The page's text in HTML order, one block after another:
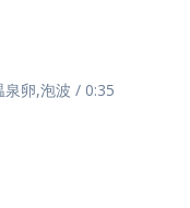
泉卵,泡波 / 0:35